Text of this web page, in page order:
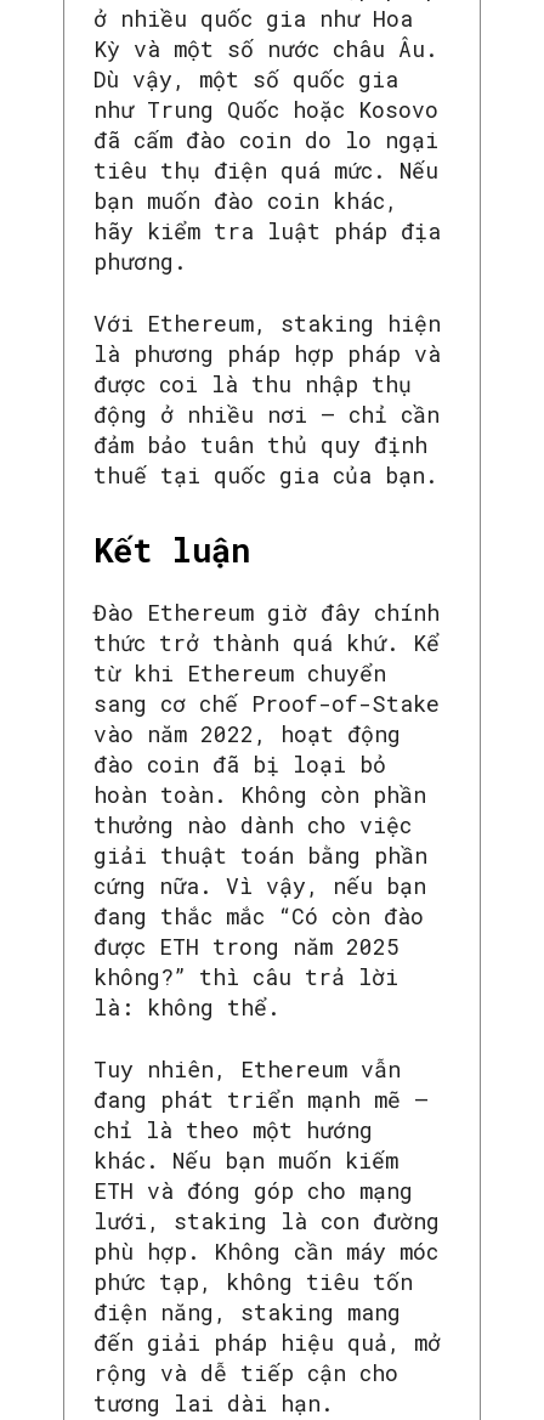
ở nhiều quốc gia như Hoa
Kỳ và một số nước châu Âu.
Dù vậy, một số quốc gia
như Trung Quốc hoặc Kosovo
đã cấm đào coin do lo ngại
tiêu thụ điện quá mức. Nếu
bạn muốn đào coin khác,
hãy kiểm tra luật pháp địa
phương.
Với Ethereum, staking hiện
là phương pháp hợp pháp và
được coi là thu nhập thụ
động ở nhiều nơi – chỉ cần
đảm bảo tuân thủ quy định
thuế tại quốc gia của bạn.
Kết luận
Đào Ethereum giờ đây chính
thức trở thành quá khứ. Kể
từ khi Ethereum chuyển
sang cơ chế Proof-of-Stake
vào năm 2022, hoạt động
đào coin đã bị loại bỏ
hoàn toàn. Không còn phần
thưởng nào dành cho việc
giải thuật toán bằng phần
cứng nữa. Vì vậy, nếu bạn
đang thắc mắc “Có còn đào
được ETH trong năm 2025
không?” thì câu trả lời
là: không thể.
Tuy nhiên, Ethereum vẫn
đang phát triển mạnh mẽ –
chỉ là theo một hướng
khác. Nếu bạn muốn kiếm
ETH và đóng góp cho mạng
lưới, staking là con đường
phù hợp. Không cần máy móc
phức tạp, không tiêu tốn
điện năng, staking mang
đến giải pháp hiệu quả, mở
rộng và dễ tiếp cận cho
tương lai dài hạn.